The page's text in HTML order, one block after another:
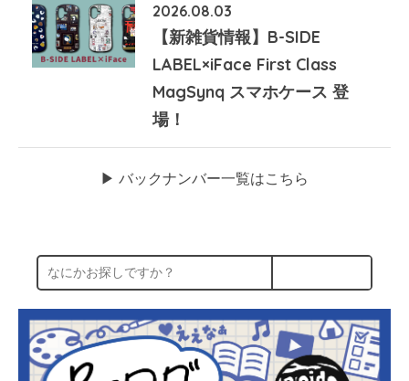
2026.08.03
【新雑貨情報】B-SIDE
LABEL×iFace First Class
MagSynq スマホケース 登
場！
▶︎ バックナンバー一覧はこちら